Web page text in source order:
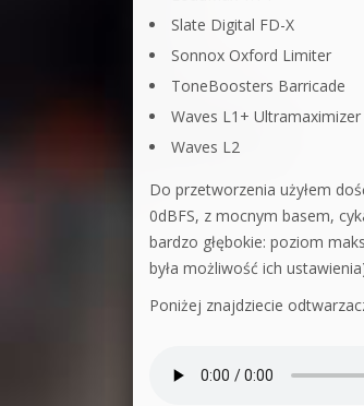
Slate Digital FD-X
Sonnox Oxford Limiter
ToneBoosters Barricade
Waves L1+ Ultramaximizer
Waves L2
Do przetworzenia użyłem
0dBFS, z mocnym basem,
bardzo głębokie: poziom
była możliwość ich
Poniżej znajdziecie